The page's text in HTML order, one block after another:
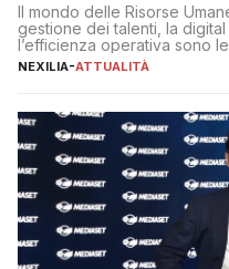
Il mondo delle Risorse
gestione dei talenti, la
l’efficienza operativa sono
lavoro, d’altra parte, è
NEXILIA-ATTUALITÀ